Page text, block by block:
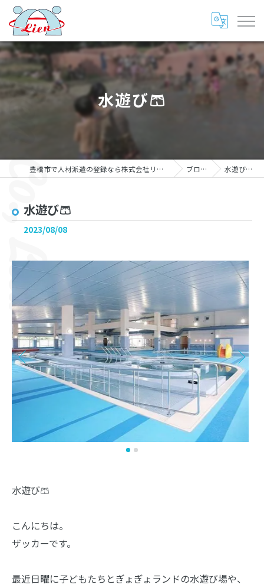
水遊び🩳
豊橋市で人材派遣の登録なら株式会社リアン ブログ 水遊び🩳
水遊び🩳
2023/08/08
水遊び🩳
こんにちは。
ザッカーです。
最近日曜に子どもたちとぎょぎょランドの水遊び場や、